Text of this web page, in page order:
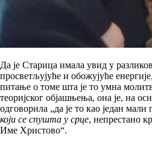
Да је Старица имала увид у
просветљујуће и обожујуће
питање о томе шта је то умна
теоријског објашњења, она је, на
одговорила „да је то као један мали
који се спушта у срце, непрестано
Име Христово“.